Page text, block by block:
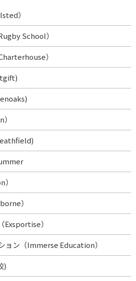
）
School）
）
）
Exsportise）
ョン（Immerse Education）
)